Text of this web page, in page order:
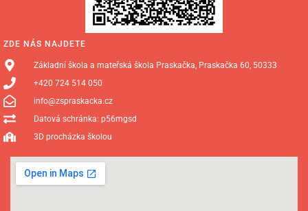
ZDE NÁS NAJDETE
Základní škola a mateřská škola Praskačka, Praskačka 60, 50333
+420 724 514 050
info@zspraskacka.cz
Datová schránka: p56mgsd
3D procházka školou